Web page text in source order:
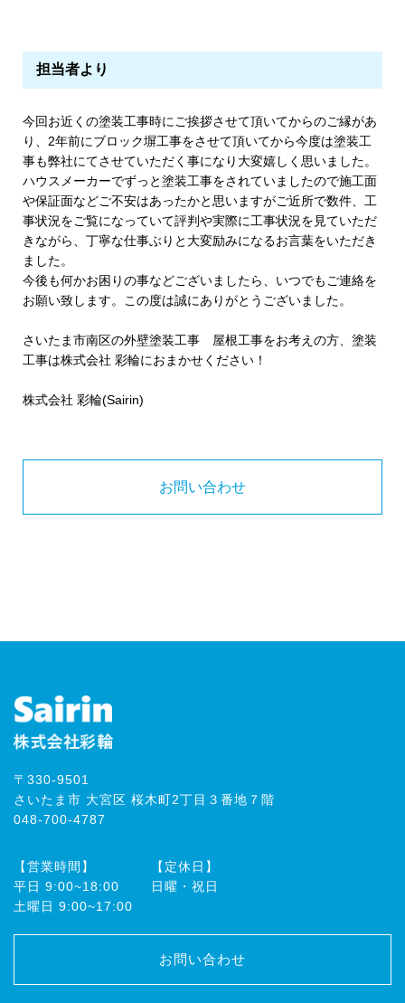
担当者より
今回お近くの塗装工事時にご挨拶させて頂いてからのご縁があ
り、2年前にブロック塀工事をさせて頂いてから今度は塗装工
事も弊社にてさせていただく事になり大変嬉しく思いました。
ハウスメーカーでずっと塗装工事をされていましたので施工面
や保証面などご不安はあったかと思いますがご近所で数件、工
事状況をご覧になっていて評判や実際に工事状況を見ていただ
きながら、丁寧な仕事ぶりと大変励みになるお言葉をいただき
ました。
今後も何かお困りの事などございましたら、いつでもご連絡を
お願い致します。この度は誠にありがとうございました。
さいたま市南区の外壁塗装工事 屋根工事をお考えの方、塗装
工事は株式会社 彩輪におまかせください！
株式会社 彩輪(Sairin)
お問い合わせ
〒330-9501
さいたま市 大宮区 桜木町2丁目３番地７階
048-700-4787
【営業時間】
平⽇ 9:00~18:00
⼟曜⽇ 9:00~17:00
【定休日】
⽇曜・祝⽇
お問い合わせ